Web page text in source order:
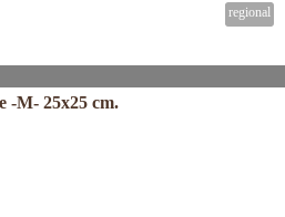
-M- 25x25 cm.